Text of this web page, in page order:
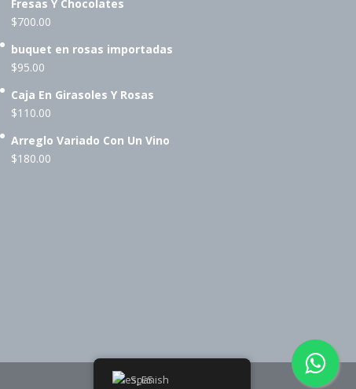
Fresas Y Chocolates
$700.00
buquet en rosas importadas
$95.00
Caja En Girasoles Y Rosas
$110.00
Arreglo Variado Con Un Vino
$180.00
Spanish